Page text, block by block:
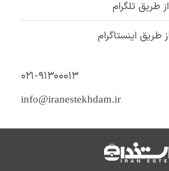
طریق تلگرام
اینستاگرام
۰۲۱-۹۱۳۰۰۰۱۳
info@iranestekhdam.ir